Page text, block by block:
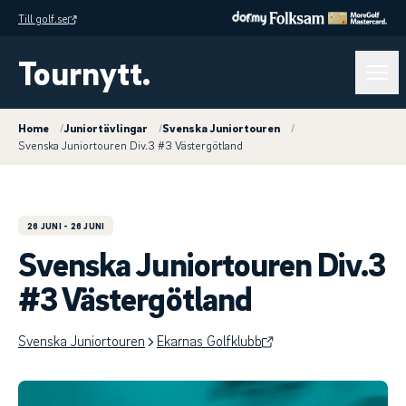
Till golf.se
Tournytt.
Home /Juniortävlingar /Svenska Juniortouren
/
Svenska Juniortouren Div.3 #3 Västergötland
26 JUNI - 26 JUNI
Svenska Juniortouren Div.3
#3 Västergötland
Svenska Juniortouren Ekarnas Golfklubb